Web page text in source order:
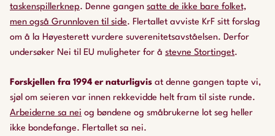
taskenspillerknep. Denne gangen satte de ikke bare folket,
men også Grunnloven til side. Flertallet avviste KrF sitt forslag
om å la Høyesterett vurdere suverenitetsavståelsen. Derfor
undersøker Nei til EU muligheter for å stevne Stortinget.
Forskjellen fra 1994 er naturligvis at denne gangen tapte vi,
sjøl om seieren var innen rekkevidde helt fram til siste runde.
Arbeiderne sa nei og bøndene og småbrukerne lot seg heller
ikke bondefange. Flertallet sa nei.